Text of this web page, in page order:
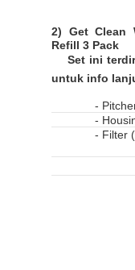
2) Get Clean
Refill 3 Pack
Set ini terdiri
untuk info
-
-
- Filter